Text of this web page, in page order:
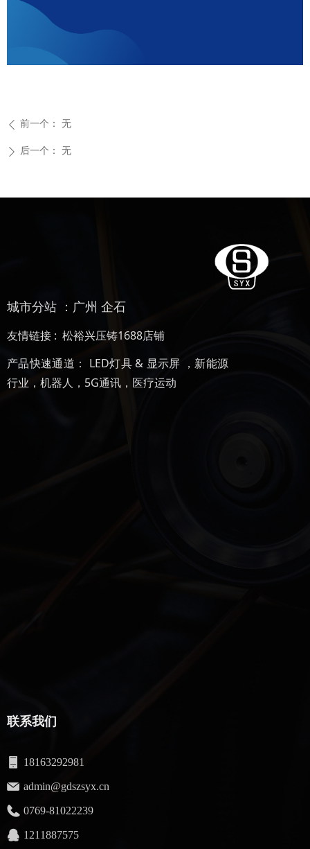
ꄴ 前一个： 无
ꄲ 后一个： 无
18163292981
admin@gdszsyx.cn
0769-81022239
1211887575
联系我们
城市分站 ： 广州 企石
友情链接 : 松裕兴压铸1688店铺
产品快速通道： LED灯具 & 显示屏 ， 新能源
行业 ， 机器人 ， 5G通讯 ， 医疗运动